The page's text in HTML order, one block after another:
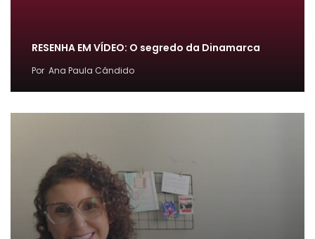
RESENHA EM VÍDEO: O segredo da Dinamarca
Por Ana Paula Cândido